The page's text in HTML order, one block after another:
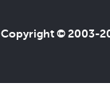
Copyright © 2003-